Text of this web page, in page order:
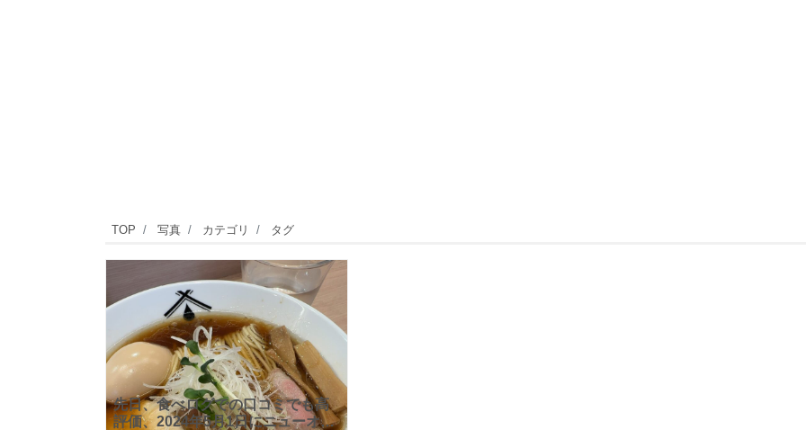
TOP 写真 カテゴリ タグ
先日、食べログでの口コミでも高
評価、2024年5月1日にニューオー